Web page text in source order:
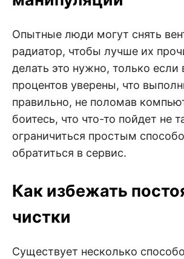
Опытные люди могут снять
радиатор, чтобы лучше их
делать это нужно, только если
процентов уверены, что
правильно, не поломав
боитесь, что что-то пойдет не
ограничиться простым
обратиться в сервис.
Как избежать
чистки
Существует несколько